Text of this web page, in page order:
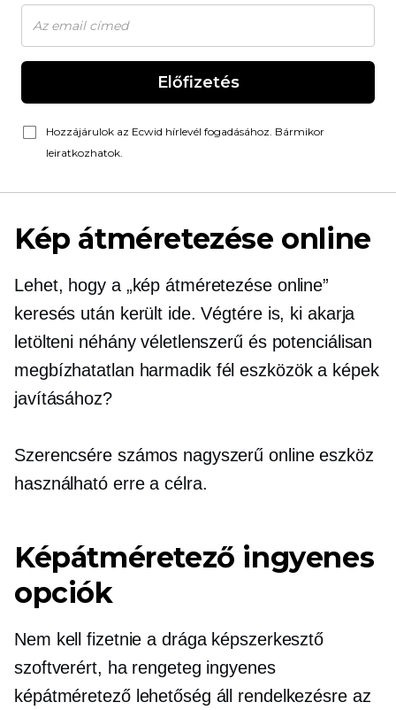
Előfizetés
Hozzájárulok az Ecwid hírlevél fogadásához. Bármikor
leiratkozhatok.
Kép átméretezése online
Lehet, hogy a „kép átméretezése online”
keresés után került ide. Végtére is, ki akarja
letölteni néhány véletlenszerű és potenciálisan
megbízhatatlan harmadik fél eszközök a képek
javításához?
Szerencsére számos nagyszerű online eszköz
használható erre a célra.
Képátméretező ingyenes
opciók
Nem kell fizetnie a drága képszerkesztő
szoftverért, ha rengeteg ingyenes
képátméretező lehetőség áll rendelkezésre az